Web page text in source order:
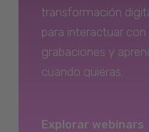
transformación
para interactuar
grabaciones y
cuando quieras.
Explorar webinars